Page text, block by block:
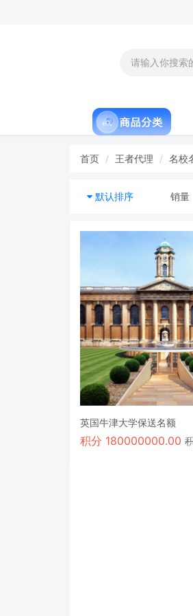
首页 王者代理 名校
默认排序 销量
英国牛津大学保送名额
积分 180000000.00